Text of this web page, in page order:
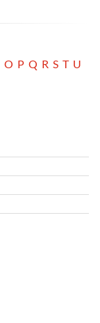
O P Q R S T U